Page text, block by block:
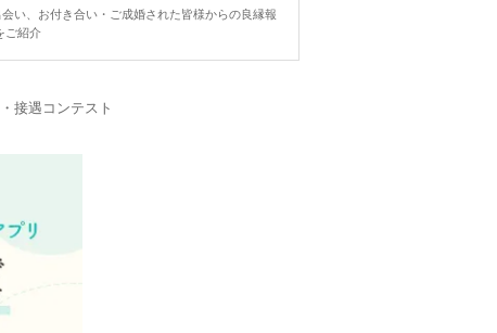
い、お付き合い・ご成婚された皆様からの良縁報
ご紹介
接遇コンテスト